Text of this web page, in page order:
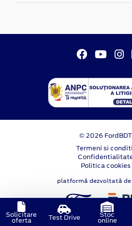
© 2026 FordBDT
Termeni si
Politica cookies
platformă dezvoltată de
Solicitare
oferta Test Drive Stoc
online